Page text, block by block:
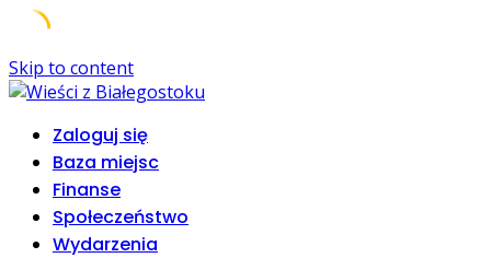
Skip to content
Zaloguj się
Baza miejsc
Finanse
Społeczeństwo
Wydarzenia